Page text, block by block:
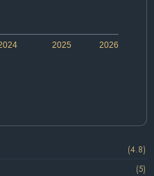
2026
2025
(4.8)
(5)